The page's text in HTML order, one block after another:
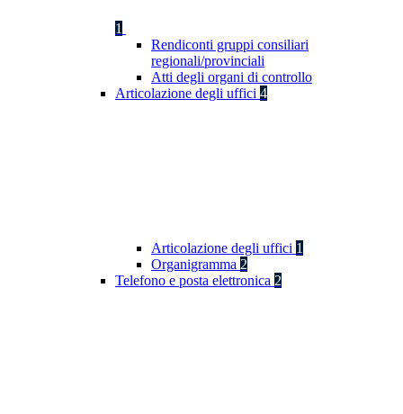
1
Rendiconti gruppi consiliari
regionali/provinciali
Atti degli organi di controllo
Articolazione degli uffici 4
Articolazione degli uffici 1
Organigramma 2
Telefono e posta elettronica 2